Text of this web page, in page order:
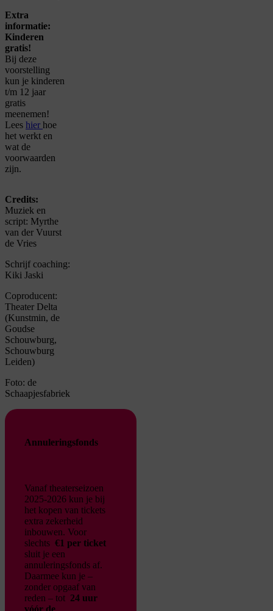
Extra
informatie:
Kinderen
gratis!
Bij deze
voorstelling
kun je kinderen
t/m 12 jaar
gratis
meenemen!
Lees hier hoe
het werkt en
wat de
voorwaarden
zijn.
Credits:
Muziek en
script: Myrthe
van der Vuurst
de Vries
Schrijf coaching:
Kiki Jaski
Coproducent:
Theater Delta
(Kunstmin, de
Goudse
Schouwburg,
Schouwburg
Leiden)
Foto: de
Schaapjesfabriek
Annuleringsfonds
Vanaf theaterseizoen
2025-2026 kun je bij
het kopen van tickets
extra zekerheid
inbouwen. Voor
slechts €1 per ticket
sluit je een
annuleringsfonds af.
Daarmee kun je –
zonder opgaaf van
reden – tot 24 uur